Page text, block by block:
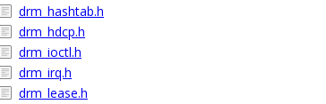
drm_hashtab.h
drm_hdcp.h
drm_ioctl.h
drm_irq.h
drm_lease.h